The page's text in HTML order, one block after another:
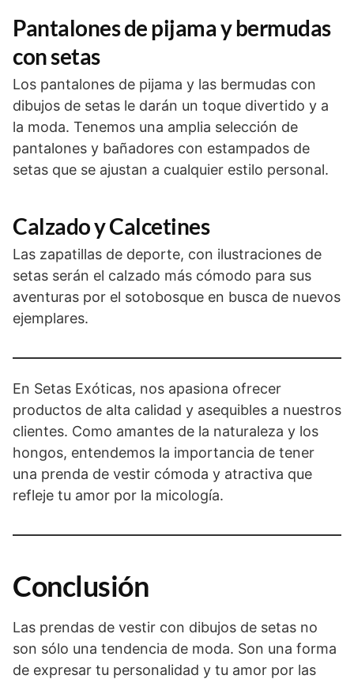
Pantalones de pijama y bermudas
con setas
Los pantalones de pijama y las bermudas con
dibujos de setas le darán un toque divertido y a
la moda. Tenemos una amplia selección de
pantalones y bañadores con estampados de
setas que se ajustan a cualquier estilo personal.
Calzado y Calcetines
Las zapatillas de deporte, con ilustraciones de
setas serán el calzado más cómodo para sus
aventuras por el sotobosque en busca de nuevos
ejemplares.
En Setas Exóticas, nos apasiona ofrecer
productos de alta calidad y asequibles a nuestros
clientes. Como amantes de la naturaleza y los
hongos, entendemos la importancia de tener
una prenda de vestir cómoda y atractiva que
refleje tu amor por la micología.
Conclusión
Las prendas de vestir con dibujos de setas no
son sólo una tendencia de moda. Son una forma
de expresar tu personalidad y tu amor por las